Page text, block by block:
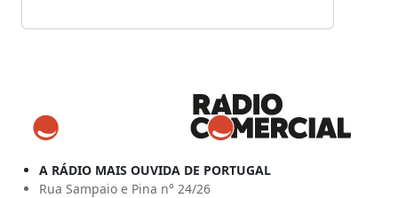
A RÁDIO MAIS OUVIDA DE PORTUGAL
Rua Sampaio e Pina n° 24/26